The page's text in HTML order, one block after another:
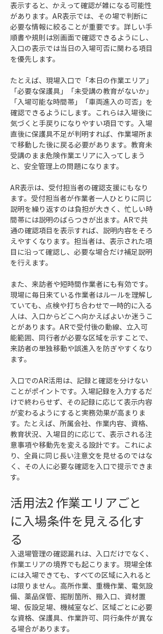
表示すると、かえって確認が雑になる可能性
があります。AR表示では、その場で判断に
必要な情報に絞ることが重要です。詳しい手
順書や規則は別画面で確認できるようにし、
入口の表示では当日の入場可否に関わる項目
を優先します。
たとえば、現場入口で「本日の作業エリア」
「必要な保護具」「未受講の教育がないか」
「入場可能な時間帯」「車両進入の可否」を
確認できるようにします。これらは入場後に
気づくと手戻りになりやすい項目です。入場
直後に保護具不足が判明すれば、作業場所ま
で移動した後に戻る必要があります。教育未
受講のまま危険作業エリアに入ってしまう
と、安全管理上の問題になります。
AR表示は、受付担当者の確認支援にもなり
ます。受付担当者が作業者一人ひとりに同じ
説明を繰り返すのは負担が大きく、忙しい時
間帯には説明のばらつきが出ます。ARで共
通の確認項目を表示すれば、説明内容をそろ
えやすくなります。担当者は、表示された項
目に沿って確認し、必要な場合だけ補足説明
を行えます。
また、来訪者や短時間作業者にも有効です。
現場に毎日来ている作業者はルールを理解し
ていても、点検や打ち合わせで一時的に入る
人は、入口からどこへ向かえばよいか迷うこ
とがあります。ARで受付後の動線、立入可
能範囲、同行者が必要な区域を示すことで、
来訪者の単独移動や誤進入を防ぎやすくなり
ます。
入口でのAR活用は、記録と確認を分けない
ことがポイントです。入場記録を入力するだ
けで終わらせず、その記録に応じて表示内容
が変わるようにすると実務効果が高まりま
す。たとえば、所属会社、作業内容、資格、
教育状況、入場目的に応じて、表示される注
意事項や移動先を変える設計です。これによ
り、全員に同じ長い注意文を見せるのではな
く、その人に必要な確認を入口で提示できま
す。
活用法2 作業エリアごと
に入場条件を見える化す
る
入退場管理の確認漏れは、入口だけでなく、
作業エリアの境界でも起こります。現場全体
には入場できても、すべての区域に入れると
は限りません。高所作業、重機作業、電気設
備、薬品保管、掘削箇所、搬入口、資材置
場、仮設足場、機械室など、区域ごとに必要
な資格、保護具、作業許可、同行条件が異な
る場合があります。